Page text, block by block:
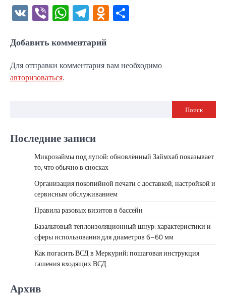
VK ViberWhatsApp
Telegram
Odnoklassniki
Добавить комментарий
Для отправки комментария вам необходимо
авторизоваться.
Поиск
Последние записи
Микрозаймы под лупой: обновлённый Займхаб показывает
то, что обычно в сносках
Организация покопийной печати с доставкой, настройкой и
сервисным обслуживанием
Правила разовых визитов в бассейн
Базальтовый теплоизоляционный шнур: характеристики и
сферы использования для диаметров 6–60 мм
Как погасить ВСД в Меркурий: пошаговая инструкция
гашения входящих ВСД
Архив